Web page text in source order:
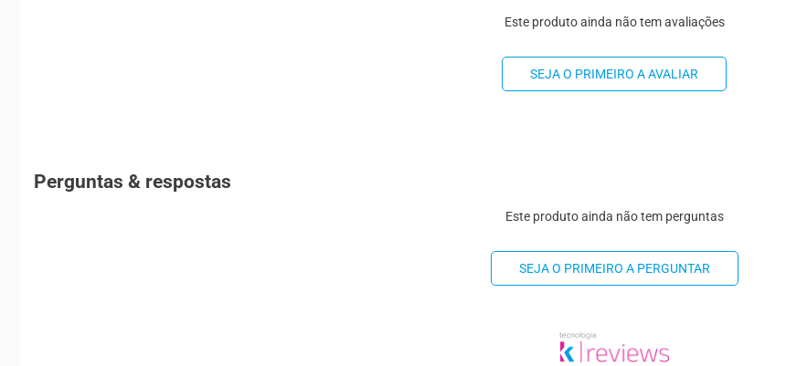
Este produto ainda não tem avaliações
SEJA O PRIMEIRO A AVALIAR
Perguntas & respostas
Este produto ainda não tem perguntas
SEJA O PRIMEIRO A PERGUNTAR